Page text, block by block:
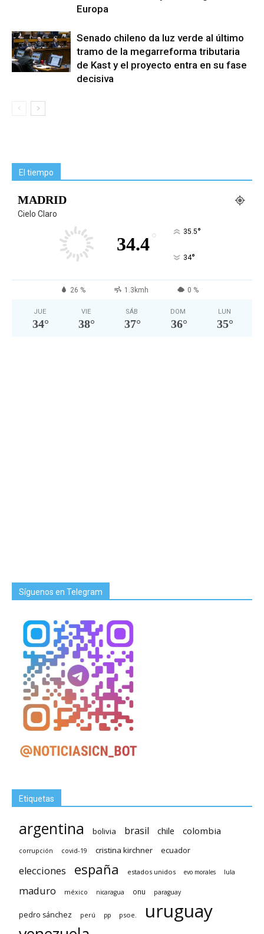
Europa
Senado chileno da luz verde al último
tramo de la megarreforma tributaria
de Kast y el proyecto entra en su fase
decisiva
El tiempo
MADRID
Cielo Claro
34.4° 35.5°
34°
26 % 1.3kmh 0 %
JUE
34°
VIE
38°
SÁB
37°
DOM
36°
LUN
35°
Síguenos en Telegram
Etiquetas
argentina bolivia brasil chile colombia
corrupción covid-19 cristina kirchner ecuador
elecciones españa estados unidos evo morales lula
maduro méxico nicaragua onu paraguay
pedro sánchez perú pp psoe. uruguay